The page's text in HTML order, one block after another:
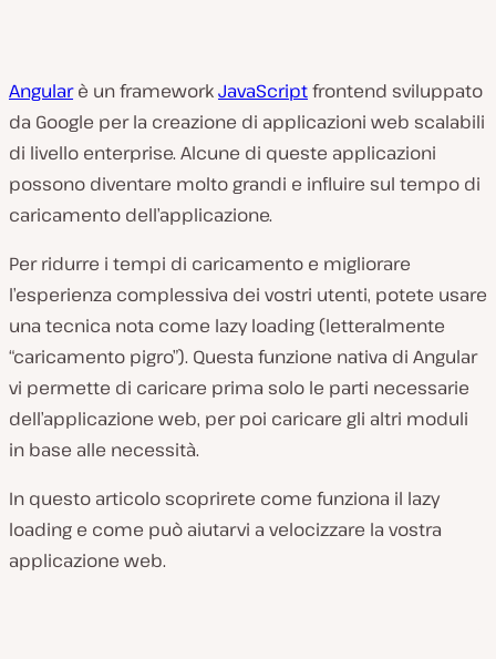
Angularè un frameworkJavaScriptfrontend sviluppato
da Google per la creazione di applicazioni web scalabili
di livello enterprise. Alcune di queste applicazioni
possono diventare molto grandi e influire sul tempo di
caricamento dell’applicazione.
Per ridurre i tempi di caricamento e migliorare
l’esperienza complessiva dei vostri utenti, potete usare
una tecnica nota come lazy loading (letteralmente
“caricamento pigro”). Questa funzione nativa di Angular
vi permette di caricare prima solo le parti necessarie
dell’applicazione web, per poi caricare gli altri moduli
in base alle necessità.
In questo articolo scoprirete come funziona il lazy
loading e come può aiutarvi a velocizzare la vostra
applicazione web.